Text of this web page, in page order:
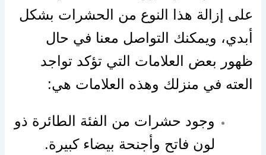
على إزالة هذا النوع من الحشرات بشكل
أبدي، ويمكنك التواصل معنا في حال
ظهور بعض العلامات التي تؤكد تواجد
العته في منزلك وهذه العلامات هي:
وجود حشرات من الفئة الطائرة ذو
لون فاتح وأجنحة بيضاء كبيرة.